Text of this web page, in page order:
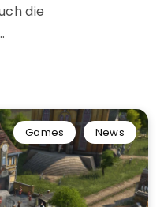
die
Games News